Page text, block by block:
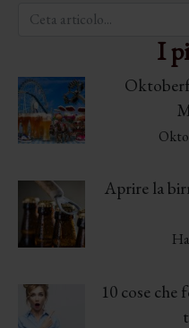
I
Aprire la
10 cose che